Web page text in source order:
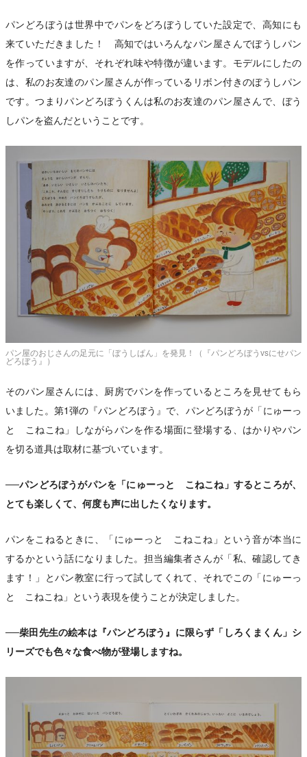
パンどろぼうは世界中でパンをどろぼうしていた設定で、高知にも
来ていただきました！ 高知ではいろんなパン屋さんでぼうしパン
を作っていますが、それぞれ味や特徴が違います。モデルにしたの
は、私のお友達のパン屋さんが作っているリボン付きのぼうしパン
です。つまりパンどろぼうくんは私のお友達のパン屋さんで、ぼう
しパンを盗んだということです。
パン屋のおじさんの足元に「ぼうしぱん」を発見！（『パンどろぼうvsにせパン
どろぼう』）
そのパン屋さんには、厨房でパンを作っているところを見せてもら
いました。第1弾の『パンどろぼう』で、パンどろぼうが「にゅーっ
と こねこね」しながらパンを作る場面に登場する、はかりやパン
を切る道具は取材に基づいています。
──パンどろぼうがパンを「にゅーっと こねこね」するところが、
とても楽しくて、何度も声に出したくなります。
パンをこねるときに、「にゅーっと こねこね」という音が本当に
するかという話になりました。担当編集者さんが「私、確認してき
ます！」とパン教室に行って試してくれて、それでこの「にゅーっ
と こねこね」という表現を使うことが決定しました。
──柴田先生の絵本は『パンどろぼう』に限らず「しろくまくん」シ
リーズでも色々な食べ物が登場しますね。